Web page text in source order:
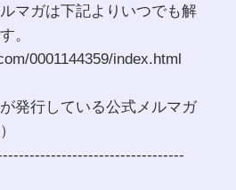
マガは下記よりいつでも解
。
0001144359/index.html
発行している公式メルマガ